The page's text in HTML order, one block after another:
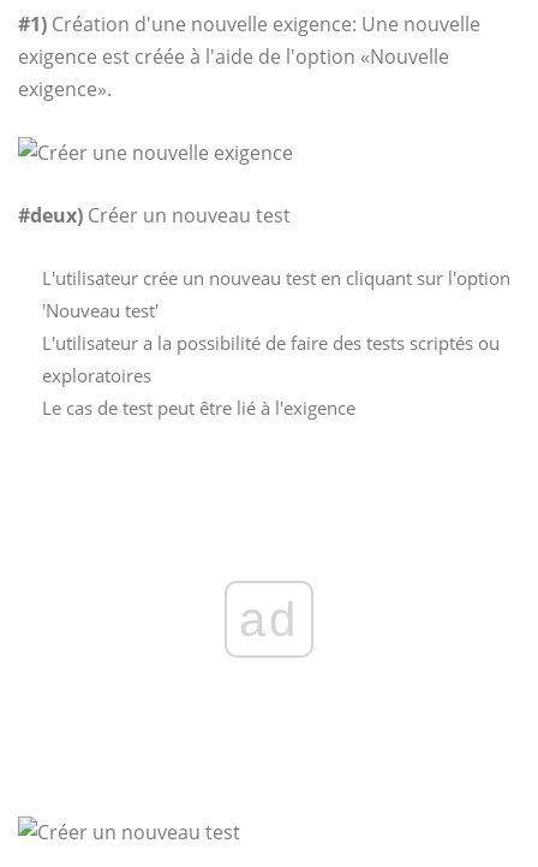
#1) Création d'une nouvelle exigence: Une nouvelle
exigence est créée à l'aide de l'option «Nouvelle
exigence».
#deux) Créer un nouveau test
L'utilisateur crée un nouveau test en cliquant sur l'option
'Nouveau test'
L'utilisateur a la possibilité de faire des tests scriptés ou
exploratoires
Le cas de test peut être lié à l'exigence
ad